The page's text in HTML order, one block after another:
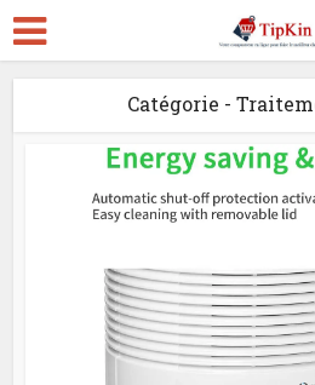
Catégorie -